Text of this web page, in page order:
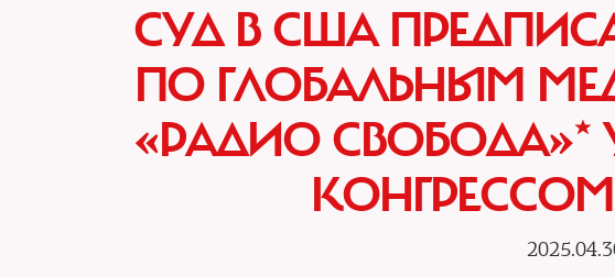
СУД В США
ПО ГЛОБАЛЬНЫМ
«РАДИО